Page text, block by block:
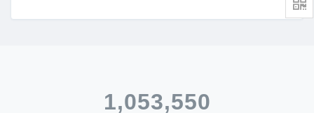
1,053,550